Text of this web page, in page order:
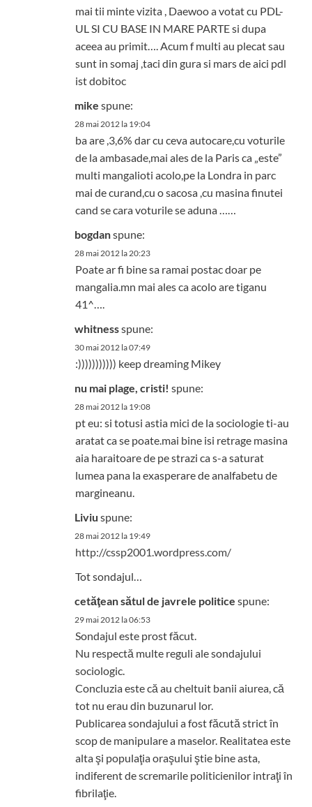
mai tii minte vizita , Daewoo a votat cu PDL-
UL SI CU BASE IN MARE PARTE si dupa
aceea au primit…. Acum f multi au plecat sau
sunt in somaj ,taci din gura si mars de aici pdl
ist dobitoc
mike spune:
28 mai 2012 la 19:04
ba are ,3,6% dar cu ceva autocare,cu voturile
de la ambasade,mai ales de la Paris ca „este”
multi mangalioti acolo,pe la Londra in parc
mai de curand,cu o sacosa ,cu masina finutei
cand se cara voturile se aduna ……
bogdanspune:
28 mai 2012 la 20:23
Poate ar fi bine sa ramai postac doar pe
mangalia.mn mai ales ca acolo are tiganu
41^….
whitnessspune:
30 mai 2012 la 07:49
:))))))))))) keep dreaming Mikey
nu mai plage, cristi! spune:
28 mai 2012 la 19:08
pt eu: si totusi astia mici de la sociologie ti-au
aratat ca se poate.mai bine isi retrage masina
aia haraitoare de pe strazi ca s-a saturat
lumea pana la exasperare de analfabetu de
margineanu.
Liviu spune:
28 mai 2012 la 19:49
http://cssp2001.wordpress.com/
Tot sondajul…
cetăţean sătul de javrele politice spune:
29 mai 2012 la 06:53
Sondajul este prost făcut.
Nu respectă multe reguli ale sondajului
sociologic.
Concluzia este că au cheltuit banii aiurea, că
tot nu erau din buzunarul lor.
Publicarea sondajului a fost făcută strict în
scop de manipulare a maselor. Realitatea este
alta şi populaţia oraşului ştie bine asta,
indiferent de scremarile politicienilor intraţi în
fibrilaţie.